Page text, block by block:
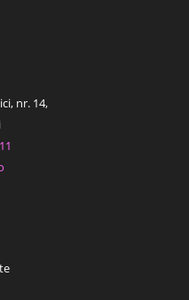
nr. 14,